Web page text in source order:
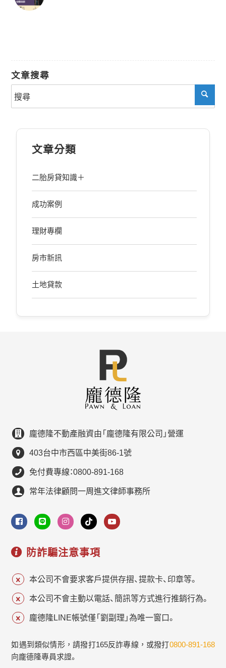
文章搜尋
文章分類
二胎房貸知識＋
成功案例
理財專欄
房市新訊
土地貸款
龐德隆不動產融資由「龐德隆有限公司」營運
403台中市西區中美街86-1號
免付費專線：0800-891-168
常年法律顧問一周進文律師事務所
防詐騙注意事項
本公司不會要求客戶提供存摺、提款卡、印章等。
本公司不會主動以電話、簡訊等方式進行推銷行為。
龐德隆LINE帳號僅「劉副理」為唯一窗口。
如遇到類似情形，請撥打165反詐專線，或撥打0800-891-168
向龐德隆專員求證。